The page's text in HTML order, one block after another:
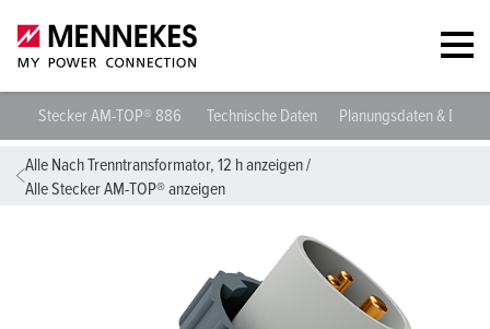
Stecker AM-TOP® 886 Technische Daten Planungsdaten &
Alle Nach Trenntransformator, 12 h anzeigen/
Alle Stecker AM-TOP® anzeigen